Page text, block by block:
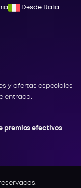
Desde Italia
y ofertas especiales
entrada.
premios efectivos